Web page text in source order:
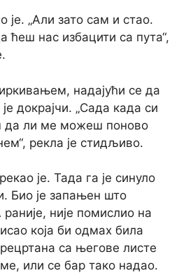
је. „Али зато сам и стао.
ћеш нас избацити са пута“,
надајући се да
докрајчи. „Сада када си
да ли ме можеш поново
рекла је стидљиво.
је. Тада га је синуло
Био је запањен што
није помислио на
која би одмах била
са његове листе
или се бар тако надао.